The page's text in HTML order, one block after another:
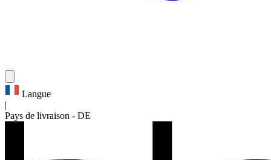
Langue
Pays de livraison - DE